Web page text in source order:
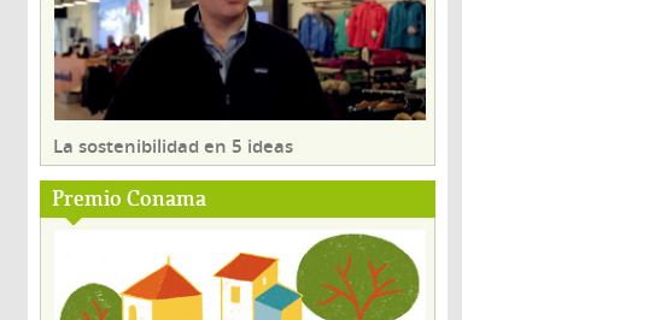
La sostenibilidad en 5 ideas
Premio Conama